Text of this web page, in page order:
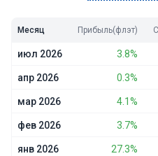
Месяц Прибыль(флэт)
июл 2026 3.8%
апр 2026 0.3%
мар 2026 4.1%
фев 2026 3.7%
янв 2026 27.3%